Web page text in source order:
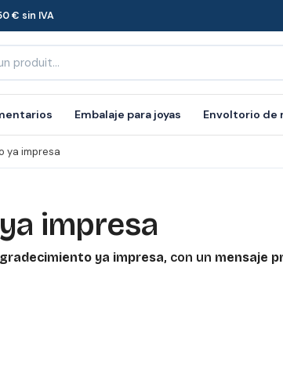
€ sin IVA
Embalaje para joyas Envoltorio de
ya impresa
impresa
ya impresa, con un mensaje